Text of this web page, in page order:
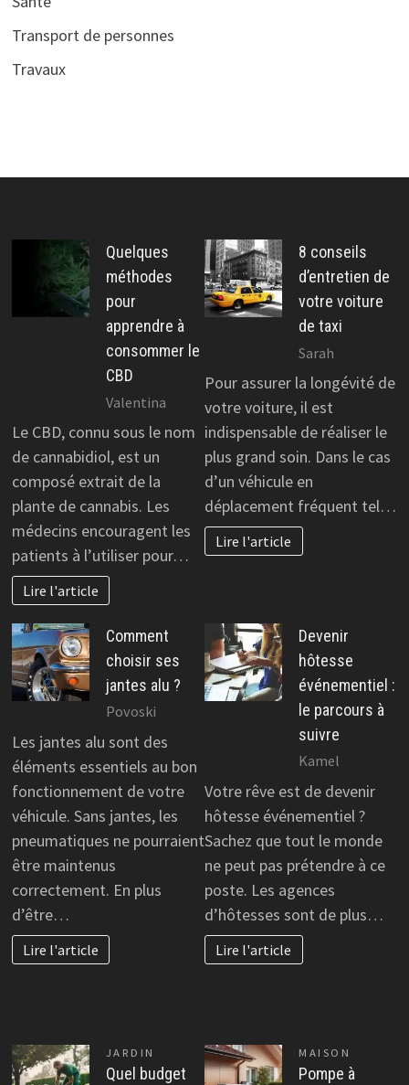
Transport de personnes
Travaux
Quelques
méthodes
pour
apprendre à
consommer le
CBD
Valentina
Le CBD, connu sous le nom
de cannabidiol, est un
composé extrait de la
plante de cannabis. Les
médecins encouragent les
patients à l’utiliser pour…
Lire l'article
8 conseils
d’entretien de
votre voiture
de taxi
Sarah
Pour assurer la longévité de
votre voiture, il est
indispensable de réaliser le
plus grand soin. Dans le cas
d’un véhicule en
déplacement fréquent tel…
Lire l'article
Comment
choisir ses
jantes alu ?
Povoski
Les jantes alu sont des
éléments essentiels au bon
fonctionnement de votre
véhicule. Sans jantes, les
pneumatiques ne pourraient
être maintenus
correctement. En plus
d’être…
Lire l'article
Devenir
hôtesse
événementiel :
le parcours à
suivre
Kamel
Votre rêve est de devenir
hôtesse événementiel ?
Sachez que tout le monde
ne peut pas prétendre à ce
poste. Les agences
d’hôtesses sont de plus…
Lire l'article
JARDIN
Quel budget
MAISON
Pompe à